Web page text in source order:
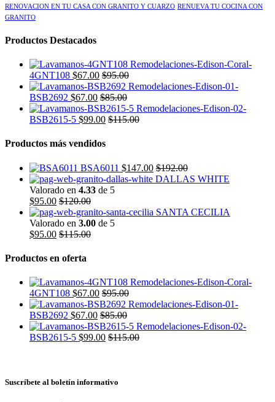
RENOVACION EN TU CASA CON GRANITO Y CUARZO RENUEVA TU COCINA CON
GRANITO
Productos Destacados
4GNT108 $67.00 $95.00
BSB2692 $67.00 $85.00
BSB2615-5 $99.00 $115.00
Productos más vendidos
BSA6011 $147.00 $192.00
DALLAS WHITE
Valorado en 4.33 de 5
$95.00 $120.00
SANTA CECILIA
Valorado en 3.00 de 5
$95.00 $115.00
Productos en oferta
4GNT108 $67.00 $95.00
BSB2692 $67.00 $85.00
BSB2615-5 $99.00 $115.00
Suscríbete al boletín informativo